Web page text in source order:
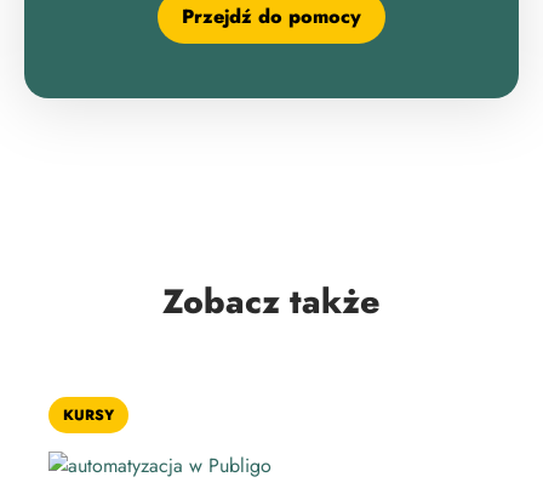
Przejdź do pomocy
Zobacz także
KURSY